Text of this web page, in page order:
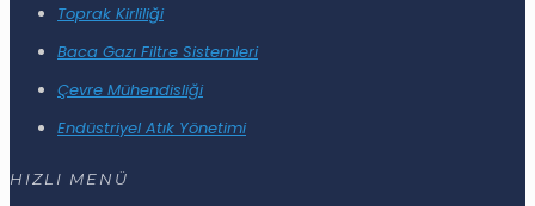
Toprak Kirliliği
Baca Gazı Filtre Sistemleri
Çevre Mühendisliği
Endüstriyel Atık Yönetimi
HIZLI MENÜ